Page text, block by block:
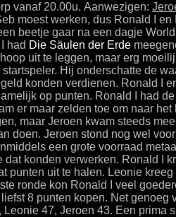
vanaf 20.00u. Aanwezigen:
moest werken, dus Ronald I
beetje gaar na een dagje
had Die Säulen der Erde
uit te leggen, maar erg
Hij onderschatte de
konden verdienen. Ronald I
op punten. Ronald I had
er maar zelden toe om naar het
maar Jeroen kwam steeds
doen. Jeroen stond nog wel
een grote voorraad
konden verwerken. Ronald I
punten uit te halen. Leonie
ronde kon Ronald I veel
8 punten kopen. Net genoeg
47, Jeroen 43. Een prima